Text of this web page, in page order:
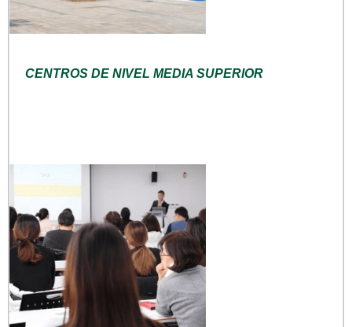
CENTROS DE NIVEL MEDIA SUPERIOR